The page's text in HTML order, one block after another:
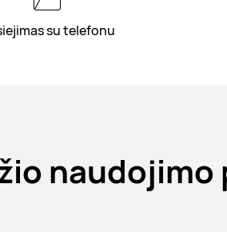
su telefonu
naudojimo